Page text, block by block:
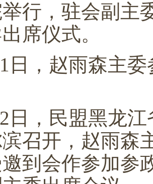
行，驻会副主
席仪式。
日，赵雨森主
日，民盟黑龙
召开，赵雨森
到会作参加参